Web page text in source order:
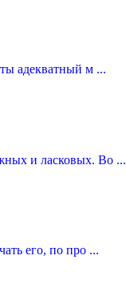
адекватный м ...
и ласковых. Во ...
его, по про ...